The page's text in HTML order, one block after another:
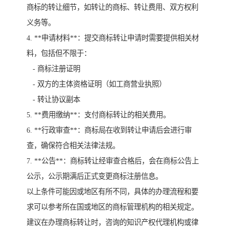
商标的转让细节，如转让的商标、转让费用、双方权利
义务等。
4. **申请材料**：提交商标转让申请时需要提供相关材
料，包括但不限于：
- 商标注册证明
- 双方的主体资格证明（如工商营业执照）
- 转让协议副本
5. **费用缴纳**：支付商标转让的相关费用。
6. **行政审查**：商标局在收到转让申请后会进行审
查，确保符合相关法律法规。
7. **公告**：商标转让经审查合格后，会在商标公告上
公示，公示期满后正式变更商标注册信息。
以上条件可能因或地区有所不同，具体的办理流程和要
求可以参考所在国或地区的商标管理机构的相关规定。
建议在办理商标转让时，咨询的知识产权代理机构或律